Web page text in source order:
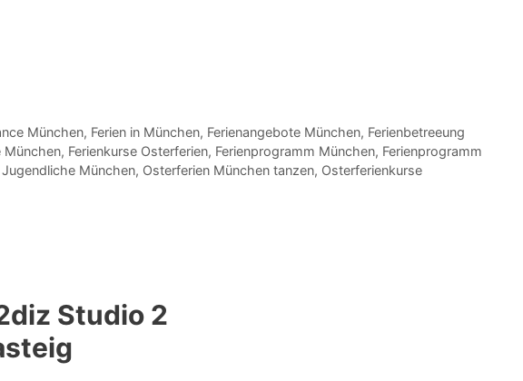
München, Ferien in München, Ferienangebote München, Ferienbetreeung
München, Ferienkurse Osterferien, Ferienprogramm München, Ferienprogramm
Jugendliche München, Osterferien München tanzen, Osterferienkurse
Studio 2